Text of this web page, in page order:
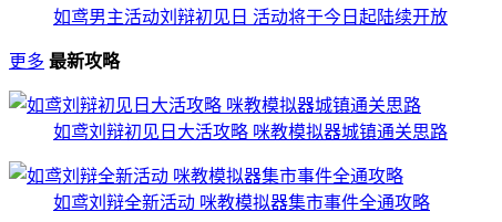
如鸢男主活动刘辩初见日 活动将于今日起陆续开放
更多 最新攻略
如鸢刘辩初见日大活攻略 咪教模拟器城镇通关思路
如鸢刘辩全新活动 咪教模拟器集市事件全通攻略